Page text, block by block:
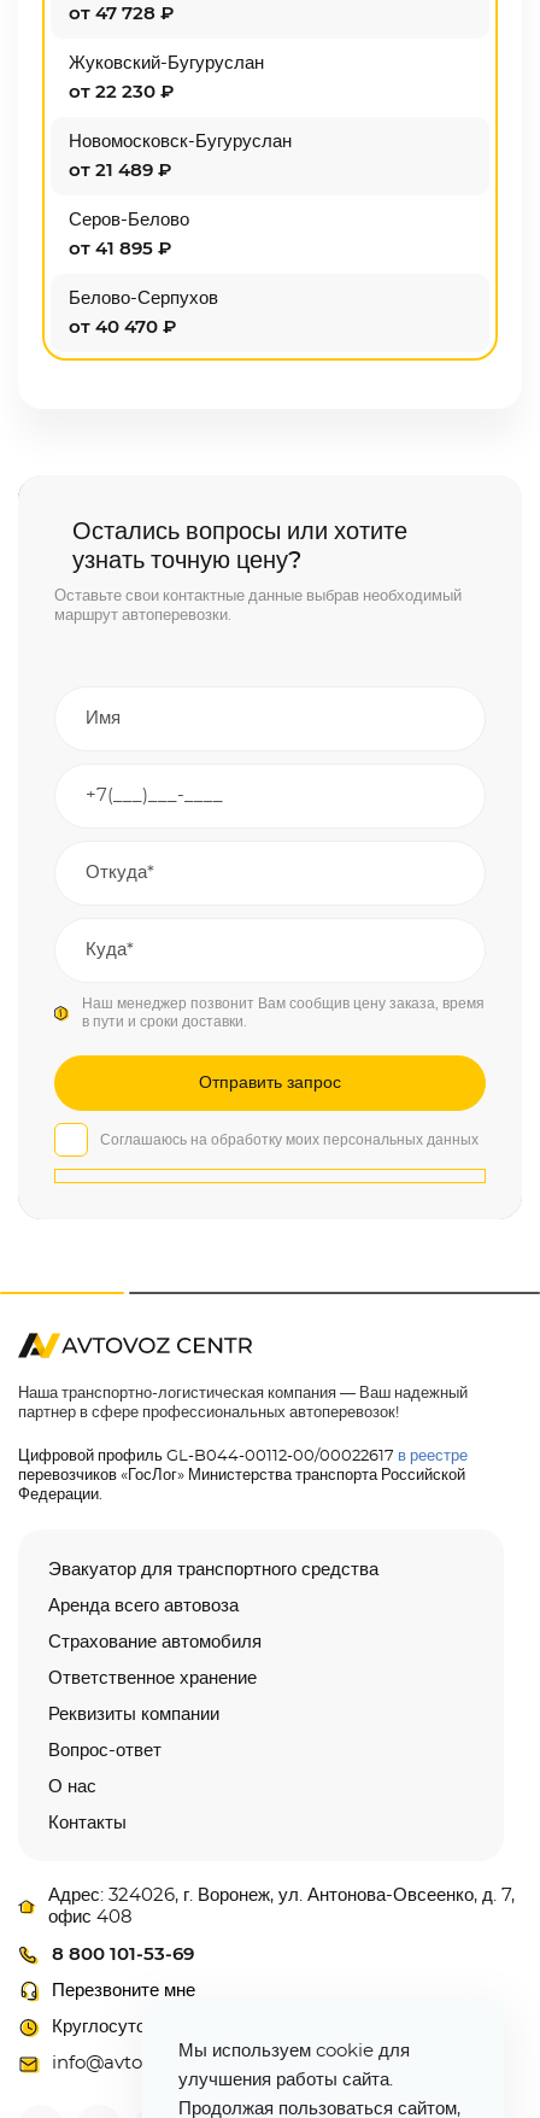
от 47 728 ₽
Жуковский-Бугуруслан
от 22 230 ₽
Новомосковск-Бугуруслан
от 21 489 ₽
Серов-Белово
от 41 895 ₽
Белово-Серпухов
от 40 470 ₽
Остались вопросы или хотите
узнать точную цену?
Оставьте свои контактные данные выбрав необходимый
маршрут автоперевозки.
Наш менеджер позвонит Вам сообщив цену заказа, время
в пути и сроки доставки.
Соглашаюсь на обработку моих персональных данных
Наша транспортно-логистическая компания — Ваш надежный
партнер в сфере профессиональных автоперевозок!
Цифровой профиль GL-B044-00112-00/00022617 в реестре
перевозчиков «ГосЛог» Министерства транспорта Российской
Федерации.
Эвакуатор для транспортного средства
Аренда всего автовоза
Страхование автомобиля
Ответственное хранение
Реквизиты компании
Вопрос-ответ
О нас
Контакты
Адрес: 324026, г. Воронеж, ул. Антонова-Овсеенко, д. 7,
офис 408
8 800 101-53-69
Перезвоните мне
Круглосуточно
info@avtovoz-centr.ru
Мы используем cookie для
улучшения работы сайта.
Продолжая пользоваться сайтом,